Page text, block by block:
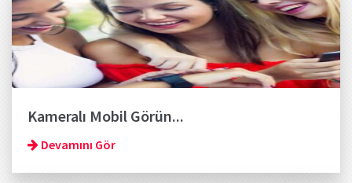
Kameralı Mobil Görün...
Devamını Gör